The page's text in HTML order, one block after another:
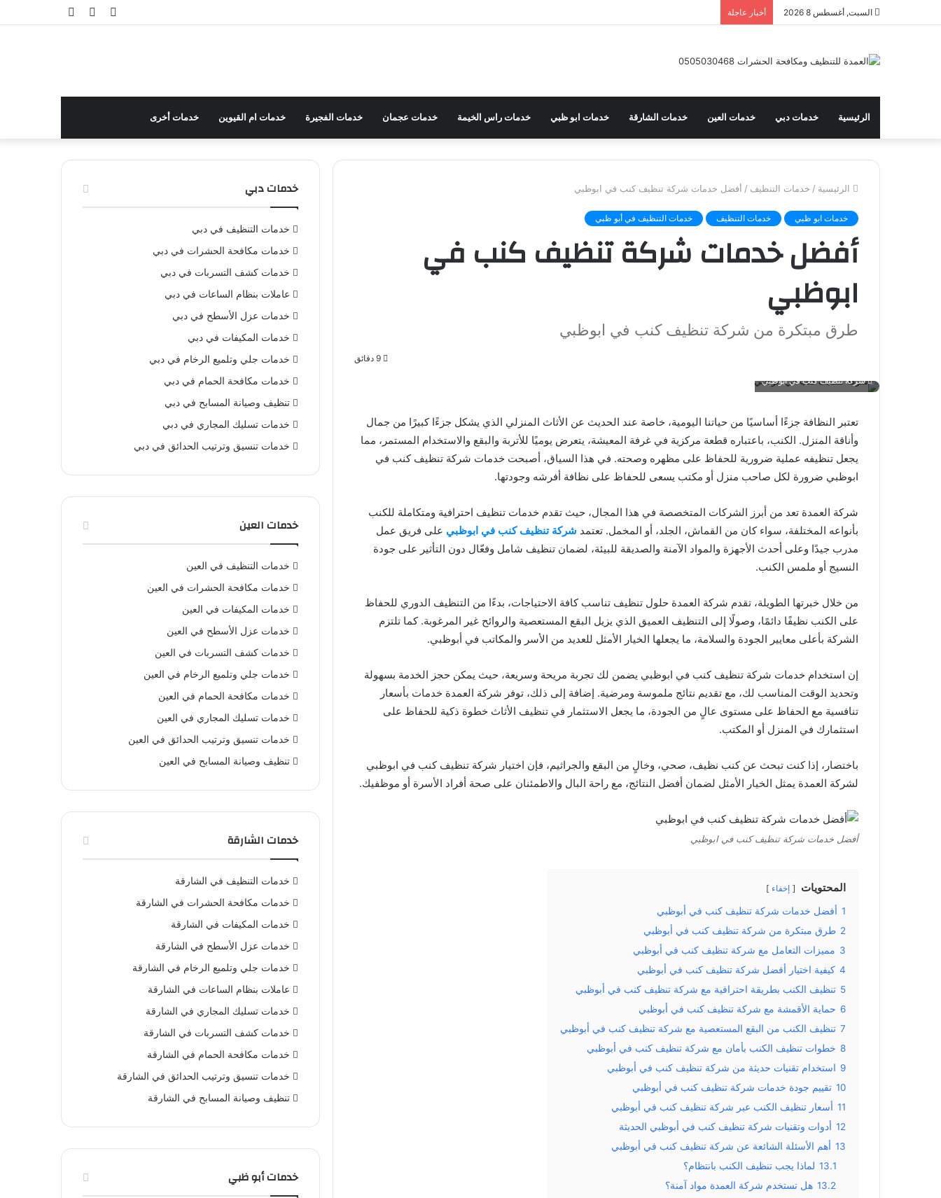
السبت, أغسطس 8 2026 أخبار عاجلة
مقال تسجيل
الرئيسية خدمات دبي خدمات العين خدمات الشارقة خدمات ابو ظبي خدمات راس الخيمة خدمات عجمان خدمات الفجيرة خدمات ام القيوين خدمات أخرى
الرئيسية / خدمات التنظيف / أفضل خدمات شركة تنظيف كنب في ابوظبي
خدمات ابو ظبي خدمات التنظيف خدمات التنظيف في أبو ظبي
أفضل خدمات شركة تنظيف كنب في
ابوظبي
طرق مبتكرة من شركة تنظيف كنب في ابوظبي
شركة تنظيف كنب في ابوظبي
تعتبر النظافة جزءًا أساسيًا من حياتنا اليومية، خاصة عند الحديث عن الأثاث المنزلي الذي يشكل جزءًا كبيرًا من جمال
وأناقة المنزل. الكنب، باعتباره قطعة مركزية في غرفة المعيشة، يتعرض يوميًا للأتربة والبقع والاستخدام المستمر، مما
يجعل تنظيفه عملية ضرورية للحفاظ على مظهره وصحته. في هذا السياق، أصبحت خدمات شركة تنظيف كنب في
ابوظبي ضرورة لكل صاحب منزل أو مكتب يسعى للحفاظ على نظافة أفرشه وجودتها.
شركة العمدة تعد من أبرز الشركات المتخصصة في هذا المجال، حيث تقدم خدمات تنظيف احترافية ومتكاملة للكنب
بأنواعه المختلفة، سواء كان من القماش، الجلد، أو المخمل. تعتمد شركة تنظيف كنب في ابوظبي على فريق عمل
مدرب جيدًا وعلى أحدث الأجهزة والمواد الآمنة والصديقة للبيئة، لضمان تنظيف شامل وفعّال دون التأثير على جودة
النسيج أو ملمس الكنب.
من خلال خبرتها الطويلة، تقدم شركة العمدة حلول تنظيف تناسب كافة الاحتياجات، بدءًا من التنظيف الدوري للحفاظ
على الكنب نظيفًا دائمًا، وصولًا إلى التنظيف العميق الذي يزيل البقع المستعصية والروائح غير المرغوبة. كما تلتزم
الشركة بأعلى معايير الجودة والسلامة، ما يجعلها الخيار الأمثل للعديد من الأسر والمكاتب في أبوظبي.
إن استخدام خدمات شركة تنظيف كنب في ابوظبي يضمن لك تجربة مريحة وسريعة، حيث يمكن حجز الخدمة بسهولة
وتحديد الوقت المناسب لك، مع تقديم نتائج ملموسة ومرضية. إضافة إلى ذلك، توفر شركة العمدة خدمات بأسعار
تنافسية مع الحفاظ على مستوى عالٍ من الجودة، ما يجعل الاستثمار في تنظيف الأثاث خطوة ذكية للحفاظ على
استثمارك في المنزل أو المكتب.
باختصار، إذا كنت تبحث عن كنب نظيف، صحي، وخالٍ من البقع والجراثيم، فإن اختيار شركة تنظيف كنب في ابوظبي
لشركة العمدة يمثل الخيار الأمثل لضمان أفضل النتائج، مع راحة البال والاطمئنان على صحة أفراد الأسرة أو موظفيك.
أفضل خدمات شركة تنظيف كنب في ابوظبي
المحتويات إخفاء
1 أفضل خدمات شركة تنظيف كنب في أبوظبي
2 طرق مبتكرة من شركة تنظيف كنب في أبوظبي
3 مميزات التعامل مع شركة تنظيف كنب في أبوظبي
4 كيفية اختيار أفضل شركة تنظيف كنب في أبوظبي
5 تنظيف الكنب بطريقة احترافية مع شركة تنظيف كنب في أبوظبي
6 حماية الأقمشة مع شركة تنظيف كنب في أبوظبي
7 تنظيف الكنب من البقع المستعصية مع شركة تنظيف كنب في أبوظبي
8 خطوات تنظيف الكنب بأمان مع شركة تنظيف كنب في أبوظبي
9 استخدام تقنيات حديثة من شركة تنظيف كنب في أبوظبي
10 تقييم جودة خدمات شركة تنظيف كنب في أبوظبي
11 أسعار تنظيف الكنب عبر شركة تنظيف كنب في أبوظبي
12 أدوات وتقنيات شركة تنظيف كنب في أبوظبي الحديثة
13 أهم الأسئلة الشائعة عن شركة تنظيف كنب في أبوظبي
13.1 لماذا يجب تنظيف الكنب بانتظام؟
13.2 هل تستخدم شركة العمدة مواد آمنة؟
خدمات دبي
خدمات التنظيف في دبي
خدمات مكافحة الحشرات في دبي
خدمات كشف التسربات في دبي
عاملات بنظام الساعات في دبي
خدمات عزل الأسطح في دبي
خدمات المكيفات في دبي
خدمات جلي وتلميع الرخام في دبي
خدمات مكافحة الحمام في دبي
تنظيف وصيانة المسابح في دبي
خدمات تسليك المجاري في دبي
خدمات تنسيق وترتيب الحدائق في دبي
خدمات العين
خدمات التنظيف في العين
خدمات مكافحة الحشرات في العين
خدمات المكيفات في العين
خدمات عزل الأسطح في العين
خدمات كشف التسربات في العين
خدمات جلي وتلميع الرخام في العين
خدمات مكافحة الحمام في العين
خدمات تسليك المجاري في العين
خدمات تنسيق وترتيب الحدائق في العين
تنظيف وصيانة المسابح في العين
خدمات الشارقة
خدمات التنظيف في الشارقة
خدمات مكافحة الحشرات في الشارقة
خدمات المكيفات في الشارقة
خدمات عزل الأسطح في الشارقة
خدمات جلي وتلميع الرخام في الشارقة
عاملات بنظام الساعات في الشارقة
خدمات تسليك المجاري في الشارقة
خدمات كشف التسربات في الشارقة
خدمات مكافحة الحمام في الشارقة
خدمات تنسيق وترتيب الحدائق في الشارقة
تنظيف وصيانة المسابح في الشارقة
خدمات أبو ظبي